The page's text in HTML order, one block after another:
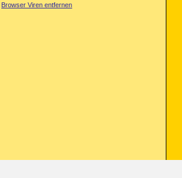
Browser Viren entfernen